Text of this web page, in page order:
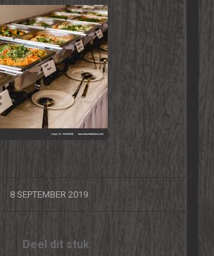
8 SEPTEMBER 2019
/
Deel dit stuk